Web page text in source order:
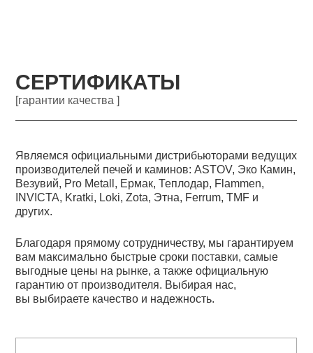
СЕРТИФИКАТЫ
[гарантии качества ]
Являемся официальными дистрибьюторами ведущих
производителей печей и каминов: ASTOV, Эко Камин,
Везувий, Pro Metall, Ермак, Теплодар, Flammen,
INVICTA, Kratki, Loki, Zota, Этна, Ferrum, TMF и
других.
Благодаря прямому сотрудничеству, мы гарантируем
вам максимально быстрые сроки поставки, самые
выгодные цены на рынке, а также официальную
гарантию от производителя. Выбирая нас,
вы выбираете качество и надежность.